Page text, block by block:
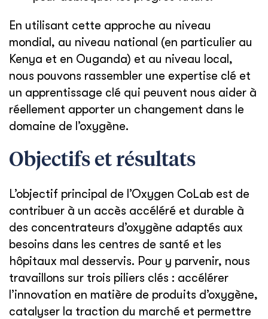
En utilisant cette approche au niveau
mondial, au niveau national (en particulier au
Kenya et en Ouganda) et au niveau local,
nous pouvons rassembler une expertise clé et
un apprentissage clé qui peuvent nous aider à
réellement apporter un changement dans le
domaine de l’oxygène.
Objectifs et résultats
L’objectif principal de l’Oxygen CoLab est de
contribuer à un accès accéléré et durable à
des concentrateurs d’oxygène adaptés aux
besoins dans les centres de santé et les
hôpitaux mal desservis. Pour y parvenir, nous
travaillons sur trois piliers clés : accélérer
l’innovation en matière de produits d’oxygène,
catalyser la traction du marché et permettre